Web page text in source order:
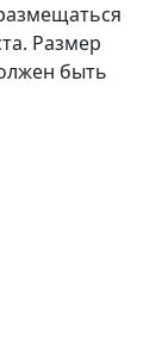
Размер
быть